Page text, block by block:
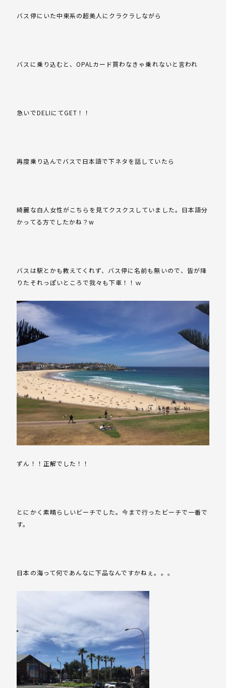
バス停にいた中東系の超美人にクラクラしながら
バスに乗り込むと、OPALカード買わなきゃ乗れないと言われ
急いでDELIにてGET！！
再度乗り込んでバスで日本語で下ネタを話していたら
綺麗な白人女性がこちらを見てクスクスしていました。日本語分
かってる方でしたかね？w
バスは駅とかも教えてくれず、バス停に名前も無いので、皆が降
りたそれっぽいところで我々も下車！！ｗ
ずん！！正解でした！！
とにかく素晴らしいビーチでした。今まで行ったビーチで一番で
す。
日本の海って何であんなに下品なんですかねぇ。。。